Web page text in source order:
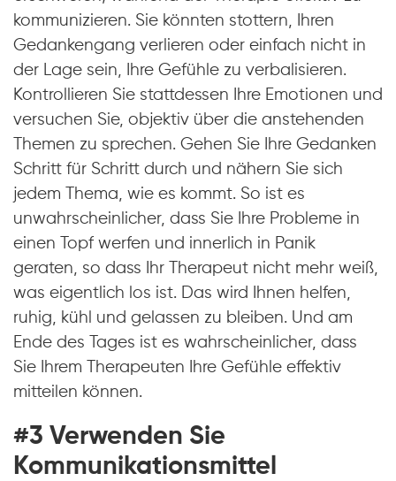
kommunizieren. Sie könnten stottern, Ihren
Gedankengang verlieren oder einfach nicht in
der Lage sein, Ihre Gefühle zu verbalisieren.
Kontrollieren Sie stattdessen Ihre Emotionen und
versuchen Sie, objektiv über die anstehenden
Themen zu sprechen. Gehen Sie Ihre Gedanken
Schritt für Schritt durch und nähern Sie sich
jedem Thema, wie es kommt. So ist es
unwahrscheinlicher, dass Sie Ihre Probleme in
einen Topf werfen und innerlich in Panik
geraten, so dass Ihr Therapeut nicht mehr weiß,
was eigentlich los ist. Das wird Ihnen helfen,
ruhig, kühl und gelassen zu bleiben. Und am
Ende des Tages ist es wahrscheinlicher, dass
Sie Ihrem Therapeuten Ihre Gefühle effektiv
mitteilen können.
#3 Verwenden Sie
Kommunikationsmittel